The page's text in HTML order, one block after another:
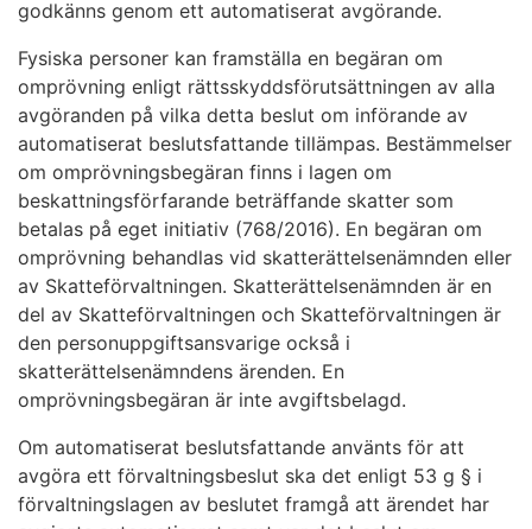
godkänns genom ett automatiserat avgörande.
Fysiska personer kan framställa en begäran om
omprövning enligt rättsskyddsförutsättningen av alla
avgöranden på vilka detta beslut om införande av
automatiserat beslutsfattande tillämpas. Bestämmelser
om omprövningsbegäran finns i lagen om
beskattningsförfarande beträffande skatter som
betalas på eget initiativ (768/2016). En begäran om
omprövning behandlas vid skatterättelsenämnden eller
av Skatteförvaltningen. Skatterättelsenämnden är en
del av Skatteförvaltningen och Skatteförvaltningen är
den personuppgiftsansvarige också i
skatterättelsenämndens ärenden. En
omprövningsbegäran är inte avgiftsbelagd.
Om automatiserat beslutsfattande använts för att
avgöra ett förvaltningsbeslut ska det enligt 53 g § i
förvaltningslagen av beslutet framgå att ärendet har